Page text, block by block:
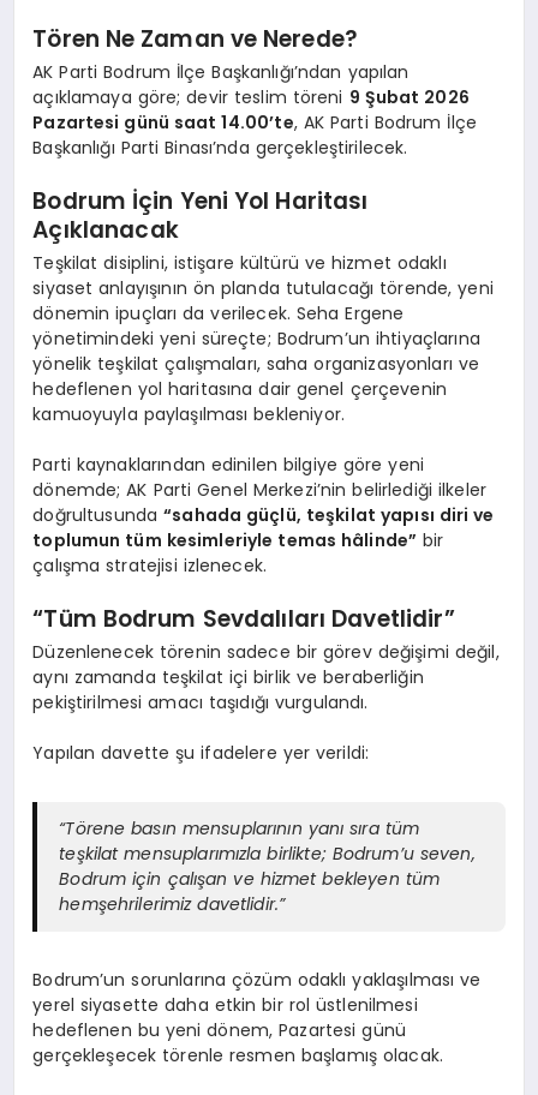
Tören Ne Zaman ve Nerede?
AK Parti Bodrum İlçe Başkanlığı’ndan yapılan
açıklamaya göre; devir teslim töreni 9 Şubat 2026
Pazartesi günü saat 14.00’te, AK Parti Bodrum İlçe
Başkanlığı Parti Binası’nda gerçekleştirilecek.
Bodrum İçin Yeni Yol Haritası
Açıklanacak
Teşkilat disiplini, istişare kültürü ve hizmet odaklı
siyaset anlayışının ön planda tutulacağı törende, yeni
dönemin ipuçları da verilecek. Seha Ergene
yönetimindeki yeni süreçte; Bodrum’un ihtiyaçlarına
yönelik teşkilat çalışmaları, saha organizasyonları ve
hedeflenen yol haritasına dair genel çerçevenin
kamuoyuyla paylaşılması bekleniyor.
Parti kaynaklarından edinilen bilgiye göre yeni
dönemde; AK Parti Genel Merkezi’nin belirlediği ilkeler
doğrultusunda“sahada güçlü, teşkilat yapısı diri ve
toplumun tüm kesimleriyle temas hâlinde” bir
çalışma stratejisi izlenecek.
“Tüm Bodrum Sevdalıları Davetlidir”
Düzenlenecek törenin sadece bir görev değişimi değil,
aynı zamanda teşkilat içi birlik ve beraberliğin
pekiştirilmesi amacı taşıdığı vurgulandı.
Yapılan davette şu ifadelere yer verildi:
“Törene basın mensuplarının yanı sıra tüm
teşkilat mensuplarımızla birlikte; Bodrum’u seven,
Bodrum için çalışan ve hizmet bekleyen tüm
hemşehrilerimiz davetlidir.”
Bodrum’un sorunlarına çözüm odaklı yaklaşılması ve
yerel siyasette daha etkin bir rol üstlenilmesi
hedeflenen bu yeni dönem, Pazartesi günü
gerçekleşecek törenle resmen başlamış olacak.